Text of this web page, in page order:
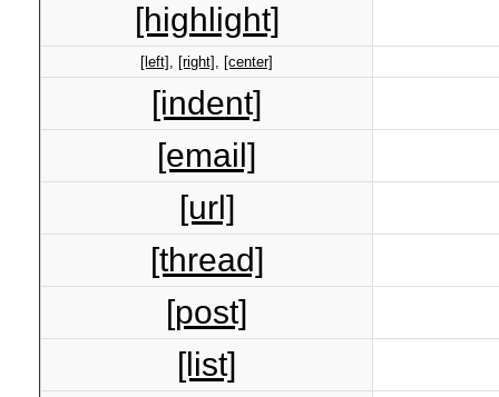
[highlight]
[left] , [right] , [center]
[indent]
[email]
[url]
[thread]
[post]
[list]